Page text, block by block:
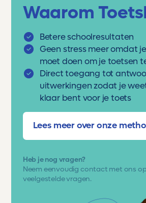
Waarom
Betere schoolresultaten
Geen stress meer omdat
moet doen om je toetsen
Direct toegang tot
uitwerkingen zodat je
klaar bent voor je toets
Lees meer over onze
Heb je nog vragen?
Neem eenvoudig contact met ons
veelgestelde vragen.